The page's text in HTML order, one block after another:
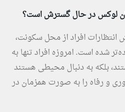
لوکس در حال گسترش است؟
انتظارات افراد از محل سکونت،
شده است. امروزه افراد تنها به
بلکه به دنبال محیطی هستند
و رفاه را به صورت همزمان در